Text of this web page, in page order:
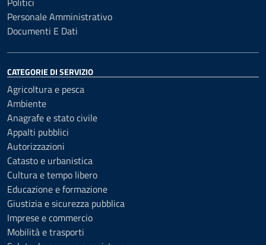
Personale Amministrativo
Documenti E Dati
CATEGORIE DI SERVIZIO
Agricoltura e pesca
Ambiente
Anagrafe e stato civile
Appalti pubblici
Autorizzazioni
Catasto e urbanistica
Cultura e tempo libero
Educazione e formazione
Giustizia e sicurezza pubblica
Imprese e commercio
Mobilità e trasporti